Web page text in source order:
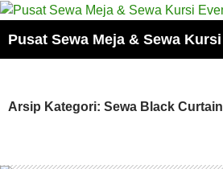
Arsip Kategori: Sewa Black Curtain